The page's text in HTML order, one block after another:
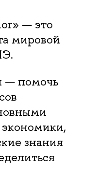
— это
мировой
— помочь
знания